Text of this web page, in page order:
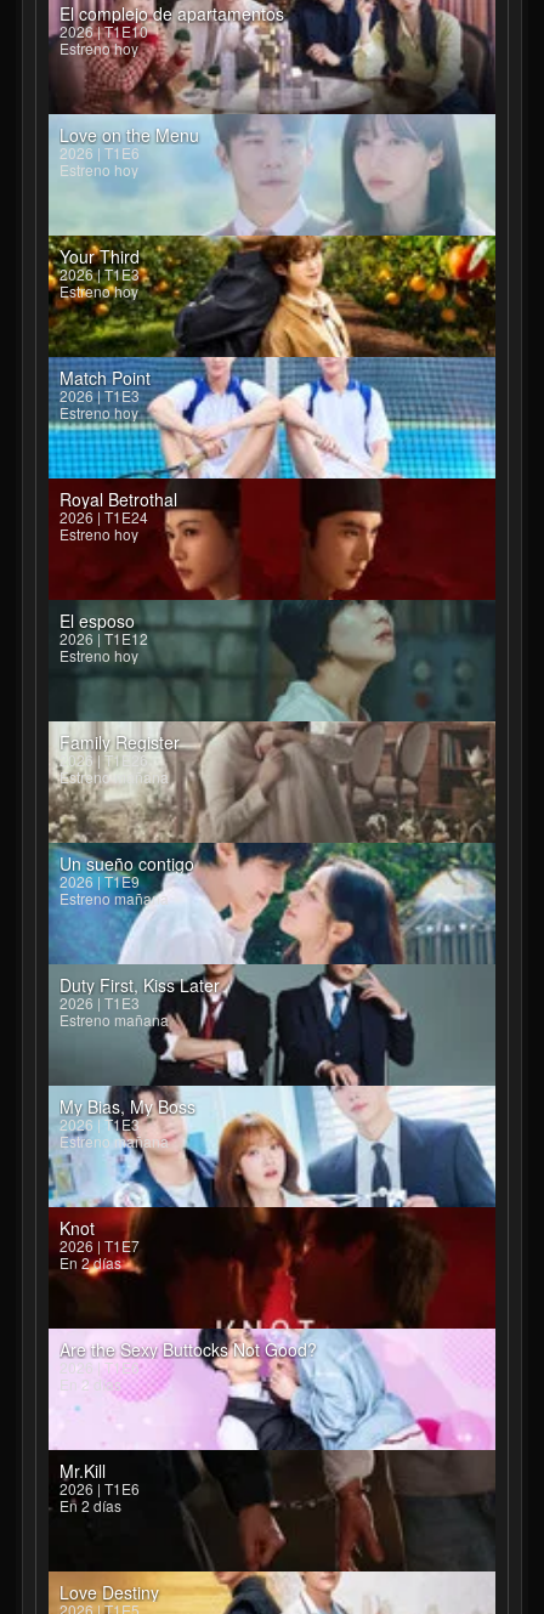
El complejo de apartamentos
2026 | T1E10
Estreno hoy
Love on the Menu
2026 | T1E6
Estreno hoy
Your Third
2026 | T1E3
Estreno hoy
Match Point
2026 | T1E3
Estreno hoy
Royal Betrothal
2026 | T1E24
Estreno hoy
El esposo
2026 | T1E12
Estreno hoy
Family Register
2026 | T1E26
Estreno mañana
Un sueño contigo
2026 | T1E9
Estreno mañana
Duty First, Kiss Later
2026 | T1E3
Estreno mañana
My Bias, My Boss
2026 | T1E3
Estreno mañana
Knot
2026 | T1E7
En 2 días
Are the Sexy Buttocks Not Good?
2026 | T1E6
En 2 días
Mr.Kill
2026 | T1E6
En 2 días
Love Destiny